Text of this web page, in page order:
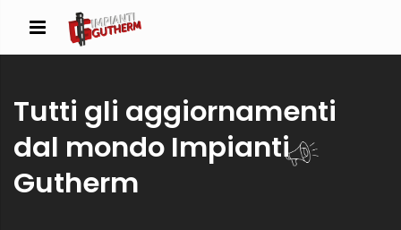
Tutti gli aggiornamenti
dal mondo Impianti
Gutherm